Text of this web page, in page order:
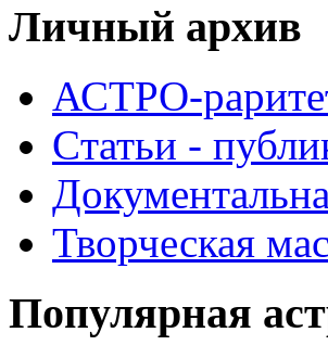
Личный архив
АСТРО-
Cтатьи -
Творческая
Популярная